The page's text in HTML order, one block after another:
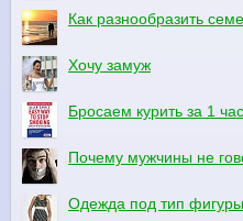
Как разнообразить
Хочу замуж
Бросаем курить за 1 час
Почему мужчины не
Одежда под тип фигуры